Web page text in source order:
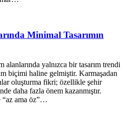
Minimal Tasarımın
yalnızca bir tasarım trendi
biçimi haline gelmiştir. Karmaşadan
oluşturma fikri; özellikle şehir
daha fazla önem kazanmıştır.
“az ama öz”…